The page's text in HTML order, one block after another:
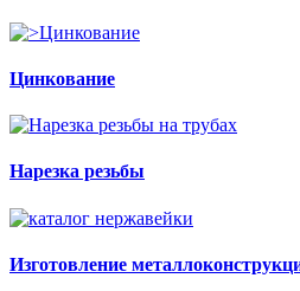
Цинкование
Нарезка резьбы
Изготовление